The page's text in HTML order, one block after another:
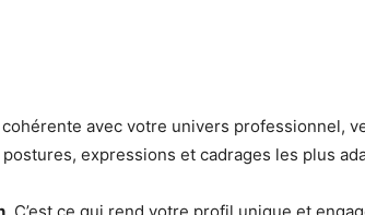
avec votre univers professionnel,
expressions et cadrages les plus